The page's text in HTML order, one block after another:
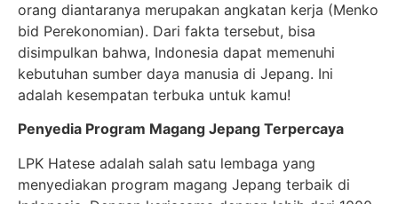
orang diantaranya merupakan angkatan kerja (Menko
bid Perekonomian). Dari fakta tersebut, bisa
disimpulkan bahwa, Indonesia dapat memenuhi
kebutuhan sumber daya manusia di Jepang. Ini
adalah kesempatan terbuka untuk kamu!
Penyedia Program Magang Jepang Terpercaya
LPK Hatese adalah salah satu lembaga yang
menyediakan program magang Jepang terbaik di